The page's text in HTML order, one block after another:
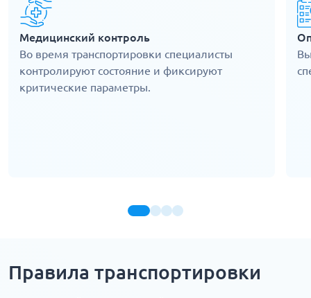
Медицинский контроль
Во время транспортировки специалисты
контролируют состояние и фиксируют
критические параметры.
Правила транспортировки